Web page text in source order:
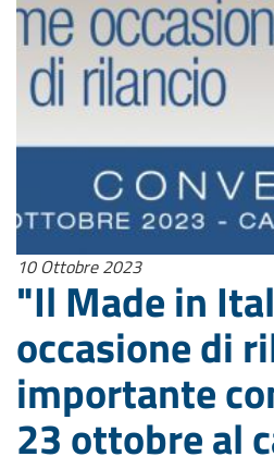
10 Ottobre 2023
"Il Made in
occasione di
importante
23 ottobre al